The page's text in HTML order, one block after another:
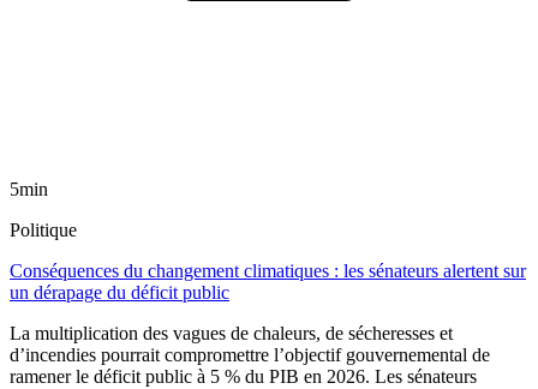
5min
Politique
Conséquences du changement climatiques : les sénateurs alertent sur
un dérapage du déficit public
La multiplication des vagues de chaleurs, de sécheresses et
d’incendies pourrait compromettre l’objectif gouvernemental de
ramener le déficit public à 5 % du PIB en 2026. Les sénateurs